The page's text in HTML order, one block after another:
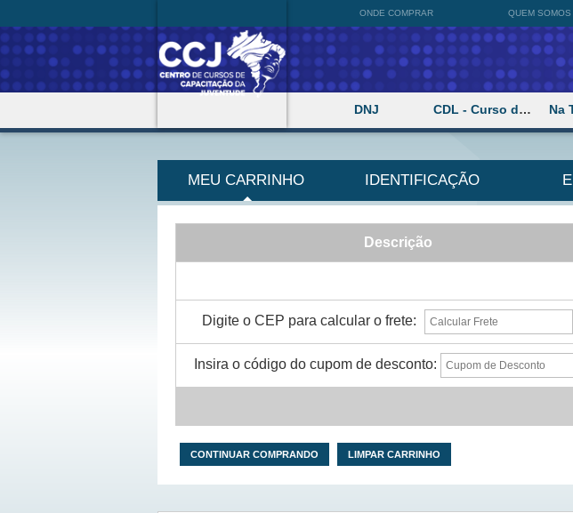
ONDE COMPRAR QUEM SOMOS
DNJ CDL - Curso de Dinâmica para Líderes
MEU CARRINHO IDENTIFICAÇÃO
Descrição
Digite o CEP para calcular o frete:
Insira o código do cupom de desconto:
CONTINUAR COMPRANDO LIMPAR CARRINHO